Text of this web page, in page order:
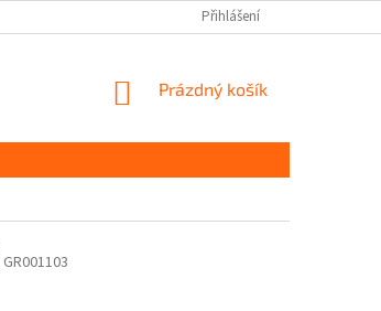
Přihlášení
NÁKUPNÍ
Prázdný košík
GR001103